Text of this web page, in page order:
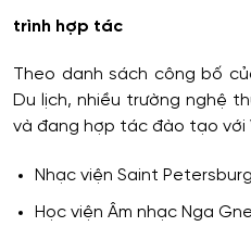
trình hợp tác
Theo danh sách công bố
Du lịch, nhiều trường nghệ
và đang hợp tác đào tạo với
Nhạc viện Saint Petersburg
Học viện Âm nhạc Nga